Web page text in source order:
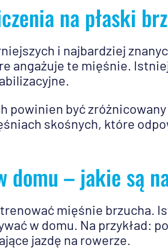
na płaski
i najbardziej
angażuje te mięśnie.
powinien być
skośnych, które
domu – jakie są
mięśnie brzucha.
w domu. Na przykład:
jazdę na rowerze.